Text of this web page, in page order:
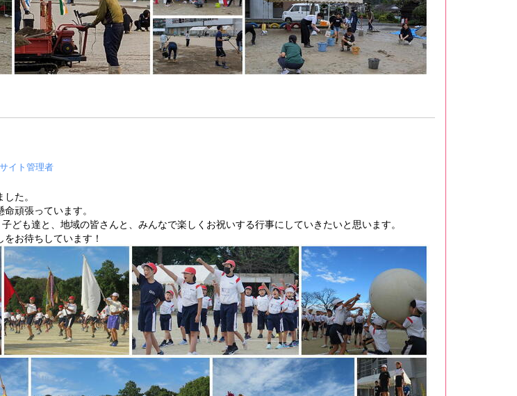
イト管理者
た。
頑張っています。
ども達と、地域の皆さんと、みんなで楽しくお祝いする行事にしていきたいと思います。
お待ちしています！